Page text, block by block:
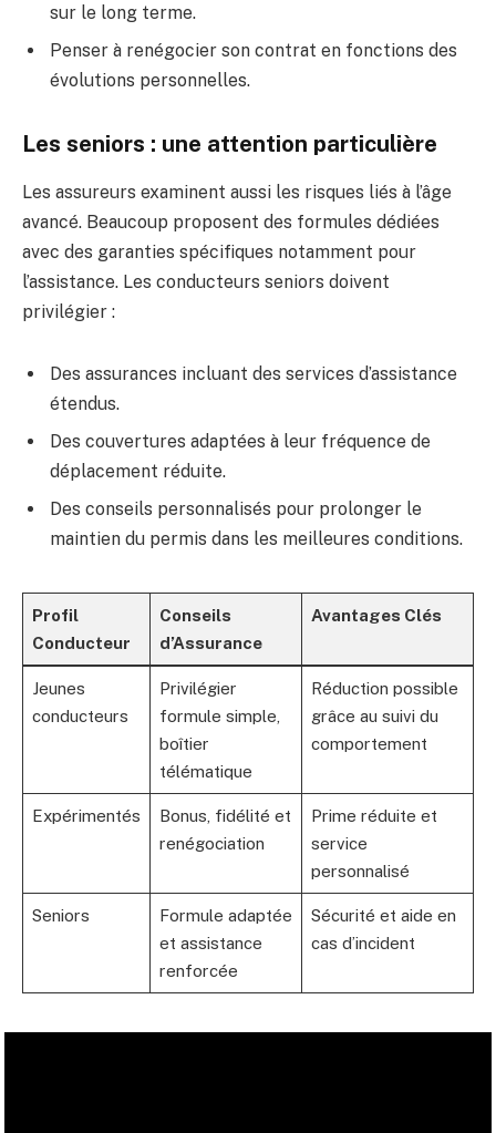
sur le long terme.
Penser à renégocier son contrat en fonctions des
évolutions personnelles.
Les seniors : une attention particulière
Les assureurs examinent aussi les risques liés à l’âge
avancé. Beaucoup proposent des formules dédiées
avec des garanties spécifiques notamment pour
l’assistance. Les conducteurs seniors doivent
privilégier :
Des assurances incluant des services d’assistance
étendus.
Des couvertures adaptées à leur fréquence de
déplacement réduite.
Des conseils personnalisés pour prolonger le
maintien du permis dans les meilleures conditions.
Profil
Conducteur
Conseils
d’Assurance
Avantages Clés
Jeunes
conducteurs
Privilégier
formule simple,
boîtier
télématique
Réduction possible
grâce au suivi du
comportement
Expérimentés
Bonus, fidélité et
renégociation
Prime réduite et
service
personnalisé
Seniors
Formule adaptée
et assistance
renforcée
Sécurité et aide en
cas d’incident